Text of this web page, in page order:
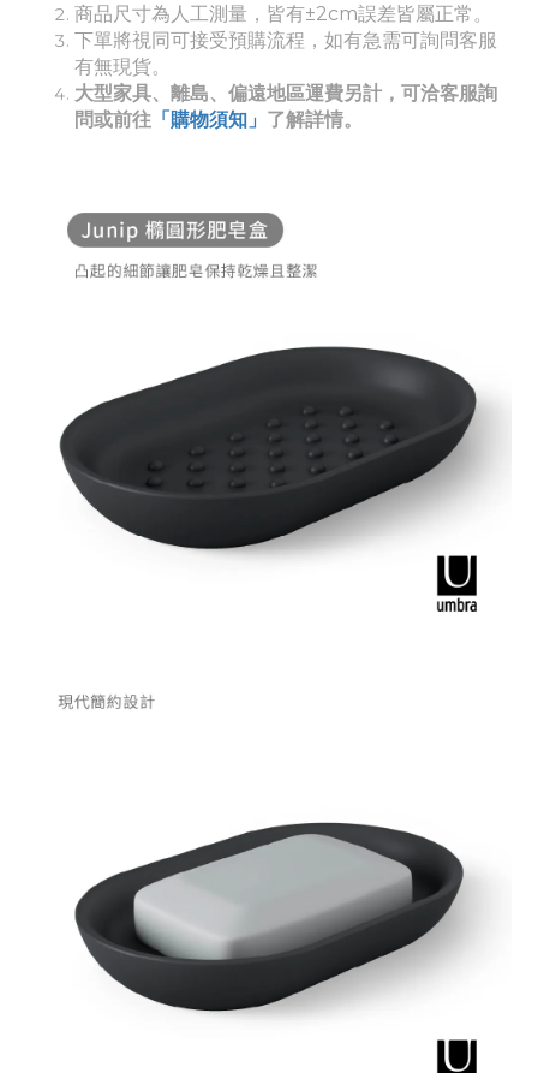
商品尺寸為人工測量，皆有±2cm誤差皆屬正常。
下單將視同可接受預購流程，如有急需可詢問客服
有無現貨。
大型家具、離島、偏遠地區運費另計，可洽客服詢
問或前往 「購物須知」 了解詳情。